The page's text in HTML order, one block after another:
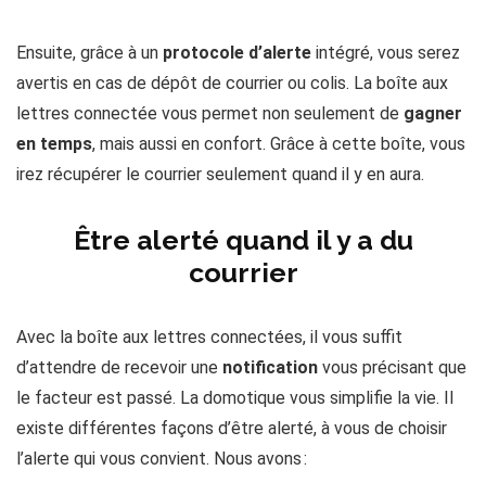
Ensuite, grâce à un protocole d’alerte intégré, vous serez
avertis en cas de dépôt de courrier ou colis. La boîte aux
lettres connectée vous permet non seulement de gagner
en temps, mais aussi en confort. Grâce à cette boîte, vous
irez récupérer le courrier seulement quand il y en aura.
Être alerté quand il y a du
courrier
Avec la boîte aux lettres connectées, il vous suffit
d’attendre de recevoir une notification vous précisant que
le facteur est passé. La domotique vous simplifie la vie. Il
existe différentes façons d’être alerté, à vous de choisir
l’alerte qui vous convient. Nous avons :